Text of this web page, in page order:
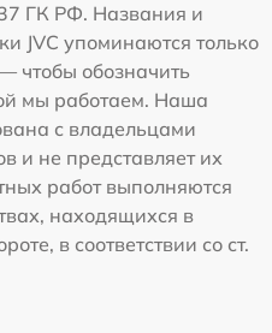
ГК РФ. Названия и
JVC упоминаются только
чтобы обозначить
мы работаем. Наша
с владельцами
и не представляет их
работ выполняются
находящихся в
в соответствии со ст.